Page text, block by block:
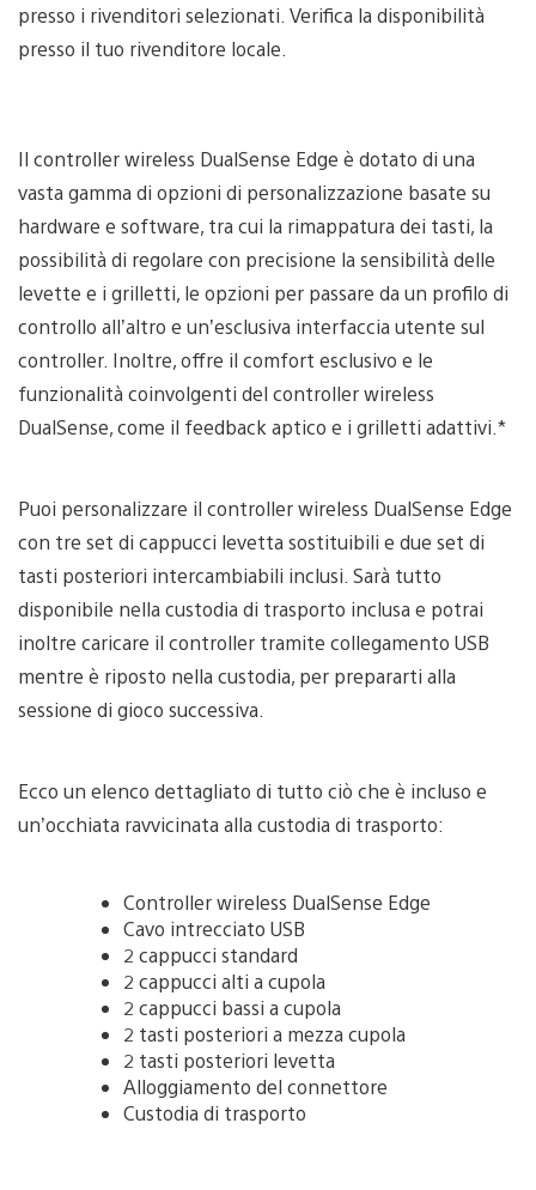
presso i rivenditori selezionati. Verifica la disponibilità
presso il tuo rivenditore locale.
Il controller wireless DualSense Edge è dotato di una
vasta gamma di opzioni di personalizzazione basate su
hardware e software, tra cui la rimappatura dei tasti, la
possibilità di regolare con precisione la sensibilità delle
levette e i grilletti, le opzioni per passare da un profilo di
controllo all’altro e un’esclusiva interfaccia utente sul
controller. Inoltre, offre il comfort esclusivo e le
funzionalità coinvolgenti del controller wireless
DualSense, come il feedback aptico e i grilletti adattivi.*
Puoi personalizzare il controller wireless DualSense Edge
con tre set di cappucci levetta sostituibili e due set di
tasti posteriori intercambiabili inclusi. Sarà tutto
disponibile nella custodia di trasporto inclusa e potrai
inoltre caricare il controller tramite collegamento USB
mentre è riposto nella custodia, per prepararti alla
sessione di gioco successiva.
Ecco un elenco dettagliato di tutto ciò che è incluso e
un’occhiata ravvicinata alla custodia di trasporto:
Controller wireless DualSense Edge
Cavo intrecciato USB
2 cappucci standard
2 cappucci alti a cupola
2 cappucci bassi a cupola
2 tasti posteriori a mezza cupola
2 tasti posteriori levetta
Alloggiamento del connettore
Custodia di trasporto